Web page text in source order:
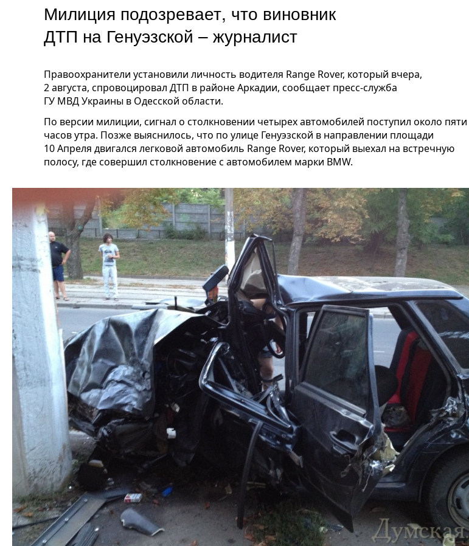
Милиция подозревает, что виновник
ДТП на Генуэзской – журналист
Правоохранители установили личность водителя Range Rover, который вчера,
2 августа, спровоцировал ДТП в районе Аркадии, сообщает пресс-служба
ГУ МВД Украины в Одесской области.
По версии милиции, сигнал о столкновении четырех автомобилей поступил около пяти
часов утра. Позже выяснилось, что по улице Генуэзской в направлении площади
10 Апреля двигался легковой автомобиль Range Rover, который выехал на встречную
полосу, где совершил столкновение с автомобилем марки BМW.